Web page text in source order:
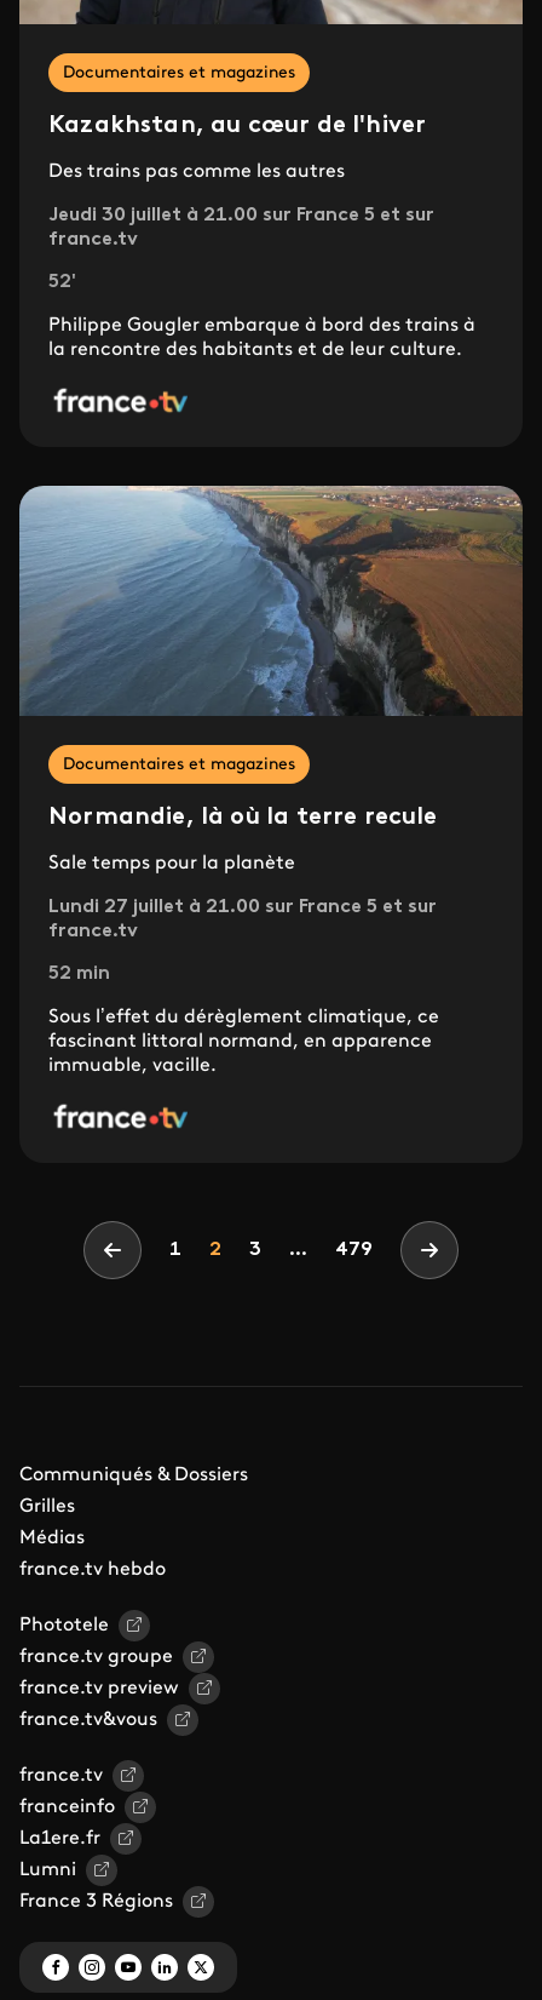
Documentaires et magazines
Kazakhstan, au cœur de l'hiver
Des trains pas comme les autres
Jeudi 30 juillet à 21.00 sur France 5 et sur
france.tv
52'
Philippe Gougler embarque à bord des trains à
la rencontre des habitants et de leur culture.
Documentaires et magazines
Normandie, là où la terre recule
Sale temps pour la planète
Lundi 27 juillet à 21.00 sur France 5 et sur
france.tv
52 min
Sous l’effet du dérèglement climatique, ce
fascinant littoral normand, en apparence
immuable, vacille.
Pagination
Page précédente
Page
1 Page
2 Page
3 ... 479 Page
Communiqués & Dossiers
Grilles
Médias
france.tv hebdo
Phototele
france.tv groupe
france.tv preview
france.tv&vous
france.tv
franceinfo
La1ere.fr
Lumni
France 3 Régions